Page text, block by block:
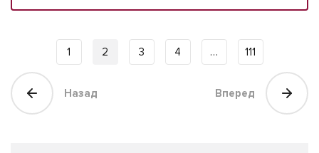
Назад
1 2 3 4 … 111
Вперед